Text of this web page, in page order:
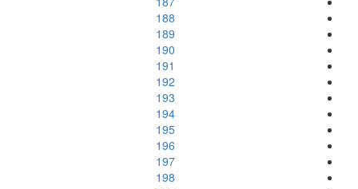
188
189
190
191
192
193
194
195
196
197
198